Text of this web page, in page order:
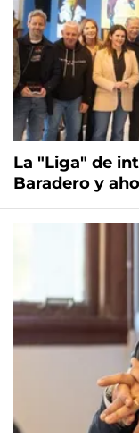
La "Liga" de
Baradero y